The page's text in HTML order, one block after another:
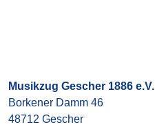
Musikzug Gescher 1886 e.V.
Borkener Damm 46
48712 Gescher